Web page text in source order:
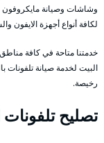
وشاشات وصيانة مايكروفون
لكافة أنواع أجهزة الايفون
خدمتنا متاحة في كافة
البيت لخدمة صيانة تلفونات
رخيصة.
تصليح